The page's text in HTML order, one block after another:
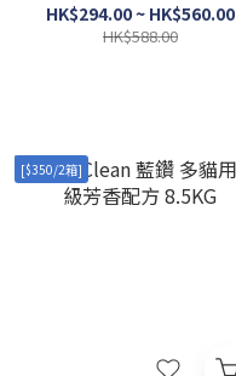
HK$294.00 ~ HK$560.00
HK$588.00
[$350/2箱]